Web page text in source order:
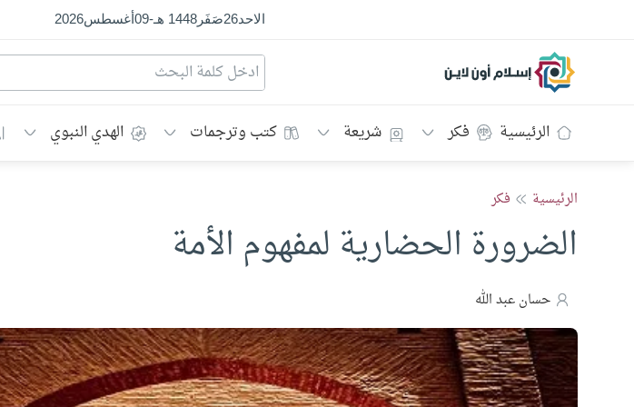
الاحد26صَفَر1448 هـ -
09أغسطس2026
إسلام أون لاين
الرئيسية فكر شريعة كتب وترجمات الهدي النبوي
الرئيسية فكر
الضرورة الحضارية لمفهوم الأمة
حسان عبد الله